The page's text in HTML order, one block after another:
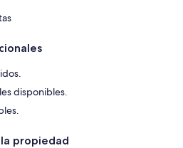
disponibles.
propiedad